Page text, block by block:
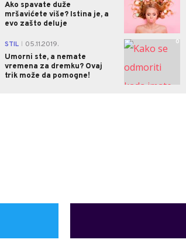
Ako spavate duže
mršavićete više? Istina je, a
evo zašto deluje
STIL
05.11.2019.
Umorni ste, a nemate
vremena za dremku? Ovaj
trik može da pomogne!
0